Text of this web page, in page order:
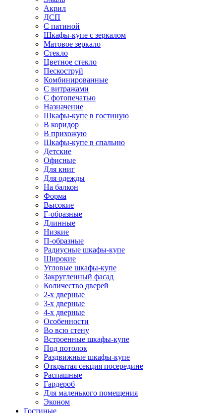
Акрил
ДСП
С патиной
Шкафы-купе с зеркалом
Матовое зеркало
Стекло
Цветное стекло
Пескоструй
Комбинированные
С витражами
С фотопечатью
Назначение
Шкафы-купе в гостиную
В коридор
В прихожую
Шкафы-купе в спальню
Детские
Офисные
Для книг
Для одежды
На балкон
Форма
Высокие
Г-образные
Длинные
Низкие
П-образные
Радиусные шкафы-купе
Широкие
Угловые шкафы-купе
Закругленный фасад
Количество дверей
2-х дверные
3-х дверные
4-х дверные
Особенности
Во всю стену
Встроенные шкафы-купе
Под потолок
Раздвижные шкафы-купе
Открытая секция посередине
Распашные
Гардероб
Для маленького помещения
Эконом
Гостиные